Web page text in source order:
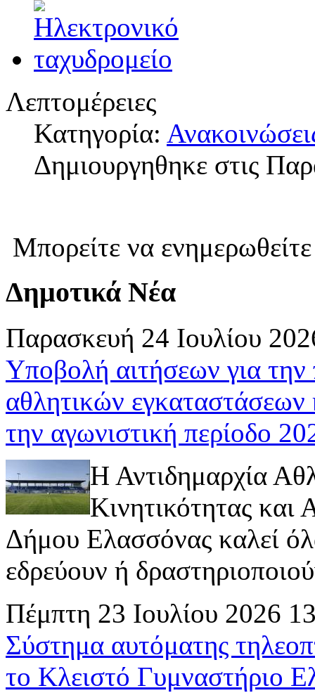
Λεπτομέρειες
Κατηγορία:
Δημιουργηθηκε στις
Μπορείτε να
Δημοτικά Νέα
Παρασκευή 24 Ιουλίου
Υποβολή αιτήσεων για
αθλητικών
την αγωνιστική περίοδο
Η Αντιδημαρχία
Κινητικότητας
Δήμου Ελασσόνας καλεί
εδρεύουν ή
Πέμπτη 23 Ιουλίου 2026
Σύστημα αυτόματης
το Κλειστό Γυμναστήριο